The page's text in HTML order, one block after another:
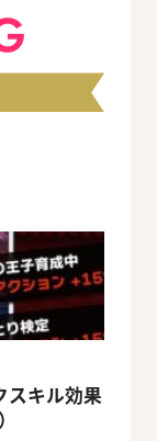
スキル効果